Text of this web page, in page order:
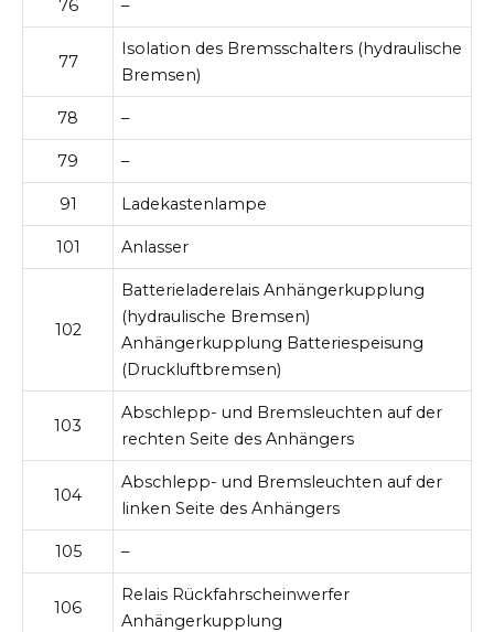
76 –
77
Isolation des Bremsschalters (hydraulische
Bremsen)
78 –
79 –
91 Ladekastenlampe
101 Anlasser
102
Batterieladerelais Anhängerkupplung
(hydraulische Bremsen)
Anhängerkupplung Batteriespeisung
(Druckluftbremsen)
103
Abschlepp- und Bremsleuchten auf der
rechten Seite des Anhängers
104
Abschlepp- und Bremsleuchten auf der
linken Seite des Anhängers
105 –
106
Relais Rückfahrscheinwerfer
Anhängerkupplung